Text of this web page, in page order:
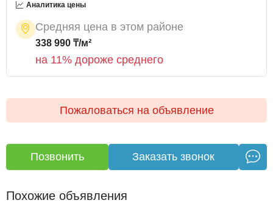
Думай покупатель успей приобрести первым!
Аналитика цены
Средняя цена в этом районе
338 990 ₸/м²
на 11% дороже среднего
Пожаловаться на объявление
Позвонить Заказать звонок
Похожие объявления